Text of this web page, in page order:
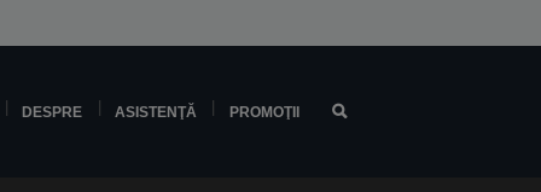
DESPRE ASISTENŢĂ PROMOŢII